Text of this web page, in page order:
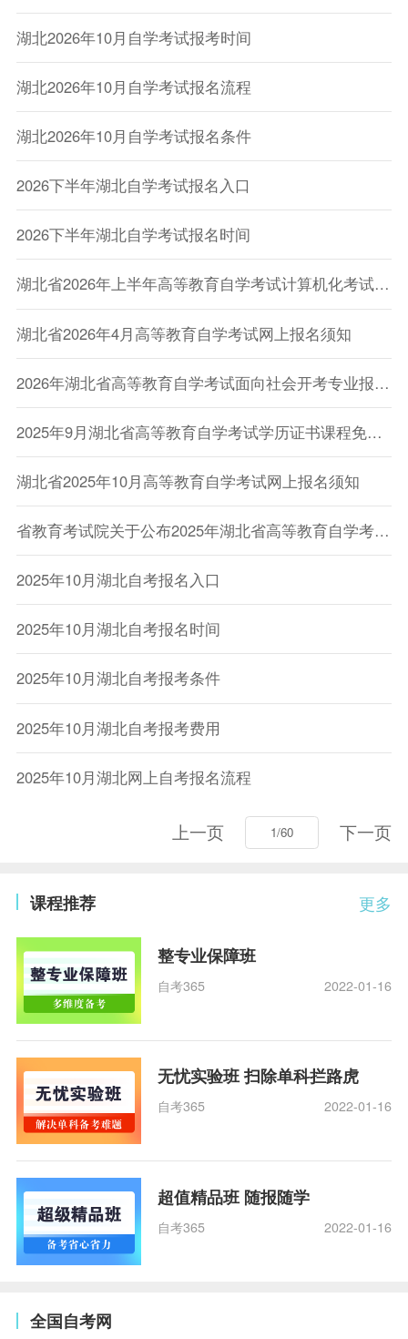
湖北2026年10月自学考试报考时间
湖北2026年10月自学考试报名流程
湖北2026年10月自学考试报名条件
2026下半年湖北自学考试报名入口
2026下半年湖北自学考试报名时间
湖北省2026年上半年高等教育自学考试计算机化考试网上报名须知
湖北省2026年4月高等教育自学考试网上报名须知
2026年湖北省高等教育自学考试面向社会开考专业报考简章
2025年9月湖北省高等教育自学考试学历证书课程免考办理须知
湖北省2025年10月高等教育自学考试网上报名须知
省教育考试院关于公布2025年湖北省高等教育自学考试百问百答的通告
2025年10月湖北自考报名入口
2025年10月湖北自考报名时间
2025年10月湖北自考报考条件
2025年10月湖北自考报考费用
2025年10月湖北网上自考报名流程
上一页 下一页
更多
课程推荐
整专业保障班
自考365 2022-01-16
无忧实验班 扫除单科拦路虎
自考365 2022-01-16
超值精品班 随报随学
自考365 2022-01-16
全国自考网